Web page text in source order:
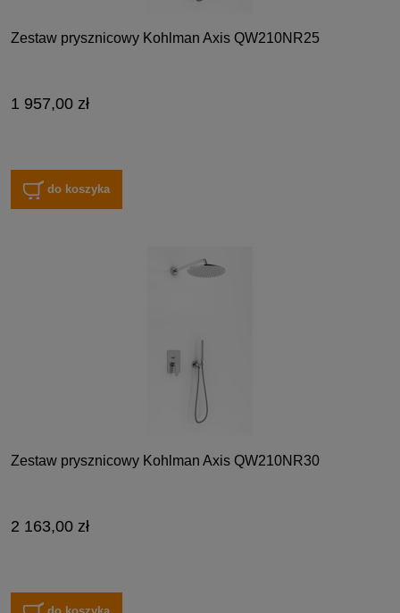
Zestaw prysznicowy Kohlman Axis QW210NR25
1 957,00 zł
do koszyka
Zestaw prysznicowy Kohlman Axis QW210NR30
2 163,00 zł